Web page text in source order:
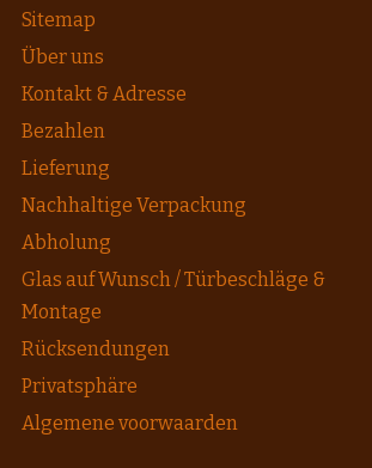
Sitemap
Über uns
Kontakt & Adresse
Bezahlen
Lieferung
Nachhaltige Verpackung
Abholung
Glas auf Wunsch / Türbeschläge &
Montage
Rücksendungen
Privatsphäre
Algemene voorwaarden